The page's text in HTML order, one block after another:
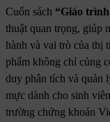
Cuốn sách “Giáo
thuật quan trọng, giúp
hành và vai trò của thị
phẩm không chỉ củng
duy phân tích và quản
mực dành cho sinh
trường chứng khoán